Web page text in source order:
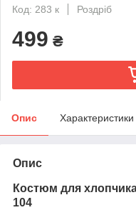
Код: 283 к
Роздріб
499 ₴
Опис Характеристики
Опис
Костюм для
104